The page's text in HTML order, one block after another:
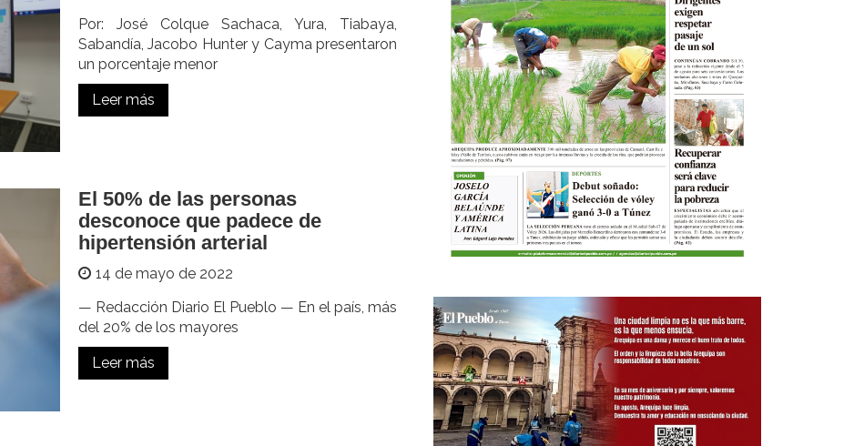
Por: José Colque Sachaca, Yura, Tiabaya,
Sabandía, Jacobo Hunter y Cayma presentaron
un porcentaje menor
Leer más
El 50% de las personas
desconoce que padece de
hipertensión arterial
14 de mayo de 2022
— Redacción Diario El Pueblo — En el país, más
del 20% de los mayores
Leer más